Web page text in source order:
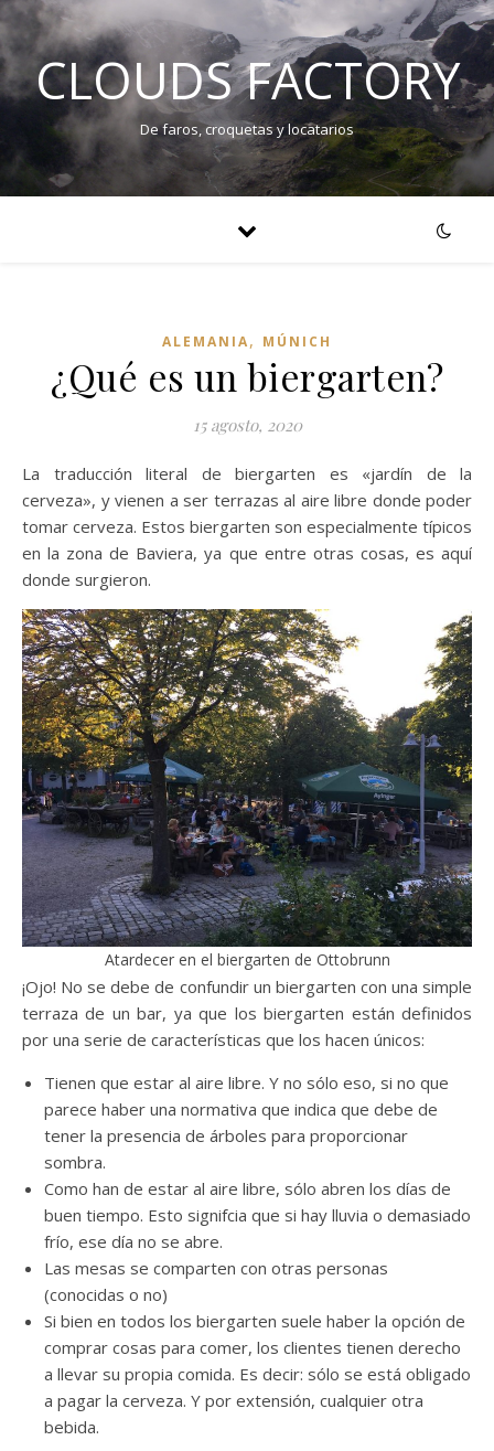
CLOUDS FACTORY
De faros, croquetas y locatarios
ALEMANIA, MÚNICH
¿Qué es un biergarten?
15 agosto, 2020
La traducción literal de biergarten es «jardín de la
cerveza», y vienen a ser terrazas al aire libre donde poder
tomar cerveza. Estos biergarten son especialmente típicos
en la zona de Baviera, ya que entre otras cosas, es aquí
donde surgieron.
Atardecer en el biergarten de Ottobrunn
¡Ojo! No se debe de confundir un biergarten con una simple
terraza de un bar, ya que los biergarten están definidos
por una serie de características que los hacen únicos:
Tienen que estar al aire libre. Y no sólo eso, si no que
parece haber una normativa que indica que debe de
tener la presencia de árboles para proporcionar
sombra.
Como han de estar al aire libre, sólo abren los días de
buen tiempo. Esto signifcia que si hay lluvia o demasiado
frío, ese día no se abre.
Las mesas se comparten con otras personas
(conocidas o no)
Si bien en todos los biergarten suele haber la opción de
comprar cosas para comer, los clientes tienen derecho
a llevar su propia comida. Es decir: sólo se está obligado
a pagar la cerveza. Y por extensión, cualquier otra
bebida.